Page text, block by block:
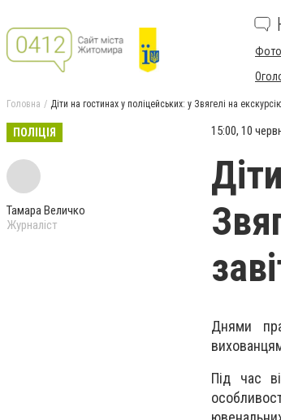
Головна Діти на гостинах у поліцейських: у Звягелі на
ПОЛІЦІЯ
Тамара Величко
Журналіст
15:00, 10
Днями
Під час